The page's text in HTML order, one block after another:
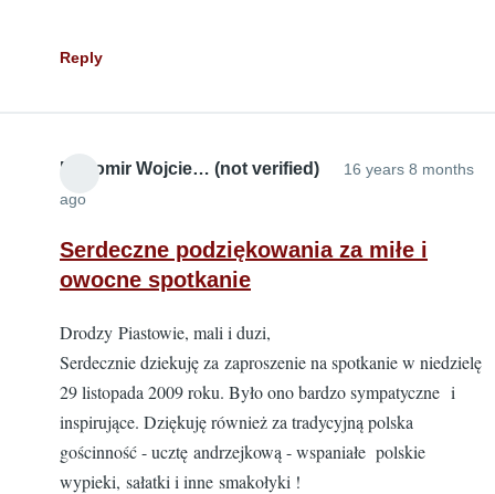
Reply
Radomir Wojcie… (not verified)
16 years 8 months
ago
Serdeczne podziękowania za miłe i
owocne spotkanie
Drodzy Piastowie, mali i duzi,
Serdecznie dziekuję za zaproszenie na spotkanie w niedzielę
29 listopada 2009 roku. Było ono bardzo sympatyczne i
inspirujące. Dziękuję również za tradycyjną polska
gościnność - ucztę andrzejkową - wspaniałe polskie
wypieki, sałatki i inne smakołyki !